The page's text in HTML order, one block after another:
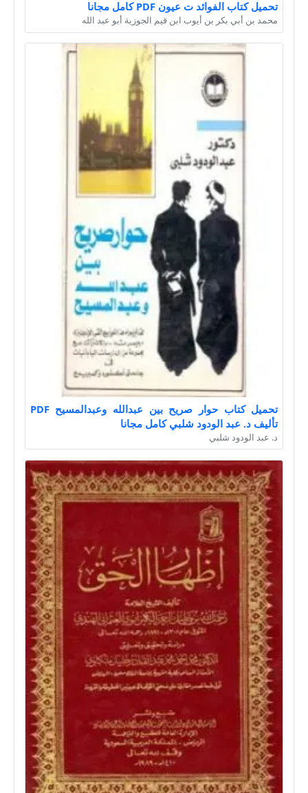
تحميل كتاب الفوائد ت عيون PDF كامل مجانا
محمد بن أبي بكر بن أيوب ابن قيم الجوزية أبو عبد الله
تحميل كتاب حوار صريح بين عبدالله وعبدالمسيح PDF
تأليف د. عبد الودود شلبي كامل مجانا
د. عبد الودود شلبي